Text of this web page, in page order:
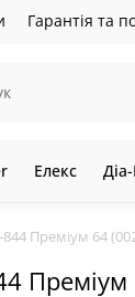
Гарантія та
Елекс
Преміум 64